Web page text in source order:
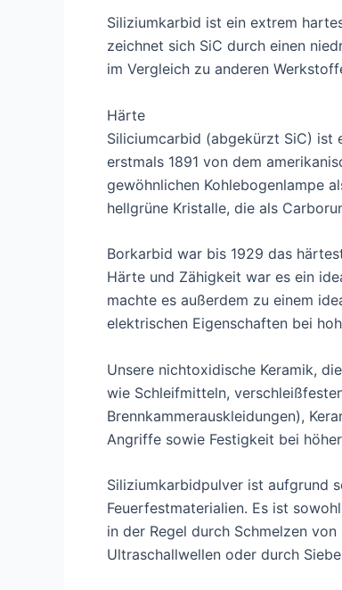
Siliziumkarbid ist ein extrem
zeichnet sich SiC durch einen
im Vergleich zu anderen
Härte
Siliciumcarbid (abgekürzt SiC) ist
erstmals 1891 von dem
gewöhnlichen Kohlebogenlampe
hellgrüne Kristalle, die als
Borkarbid war bis 1929 das
Härte und Zähigkeit war es ein
machte es außerdem zu einem
elektrischen Eigenschaften bei
Unsere nichtoxidische Keramik,
wie Schleifmitteln,
Brennkammerauskleidungen),
Angriffe sowie Festigkeit bei
Siliziumkarbidpulver ist aufgrund
Feuerfestmaterialien. Es ist
in der Regel durch Schmelzen
Ultraschallwellen oder durch